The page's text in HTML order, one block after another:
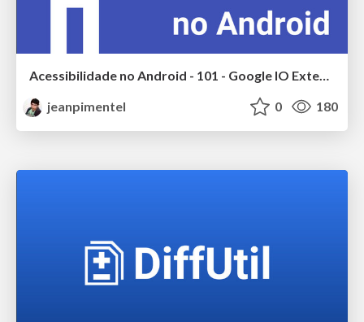
Acessibilidade no Android - 101 - Google IO Extended 2017
jeanpimentel
0 180